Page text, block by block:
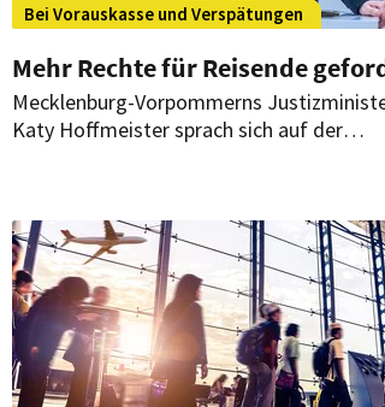
Bei Vorauskasse und Verspätungen
Mehr Rechte für Reisende
Mecklenburg-Vorpommerns
Katy Hoffmeister sprach sich auf der
der Kritik.